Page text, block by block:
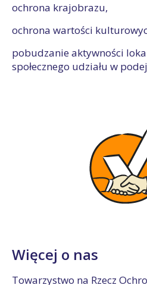
ochrona krajobrazu,
ochrona wartości
pobudzanie aktywności
społecznego udziału w
Więcej o nas
Towarzystwo na Rzecz